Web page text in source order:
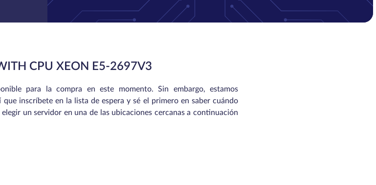
CPU XEON E5-2697V3
para la compra en este momento. Sin embargo, estamos
inscríbete en la lista de espera y sé el primero en saber cuándo
un servidor en una de las ubicaciones cercanas a continuación